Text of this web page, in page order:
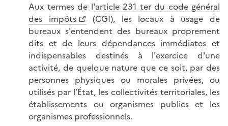
Aux termes de l'article 231 ter du code général
des impôts
(CGI), les locaux à usage de
bureaux s'entendent des bureaux proprement
dits et de leurs dépendances immédiates et
indispensables destinés à l'exercice d'une
activité, de quelque nature que ce soit, par des
personnes physiques ou morales privées, ou
utilisés par l’État, les collectivités territoriales, les
établissements ou organismes publics et les
organismes professionnels.